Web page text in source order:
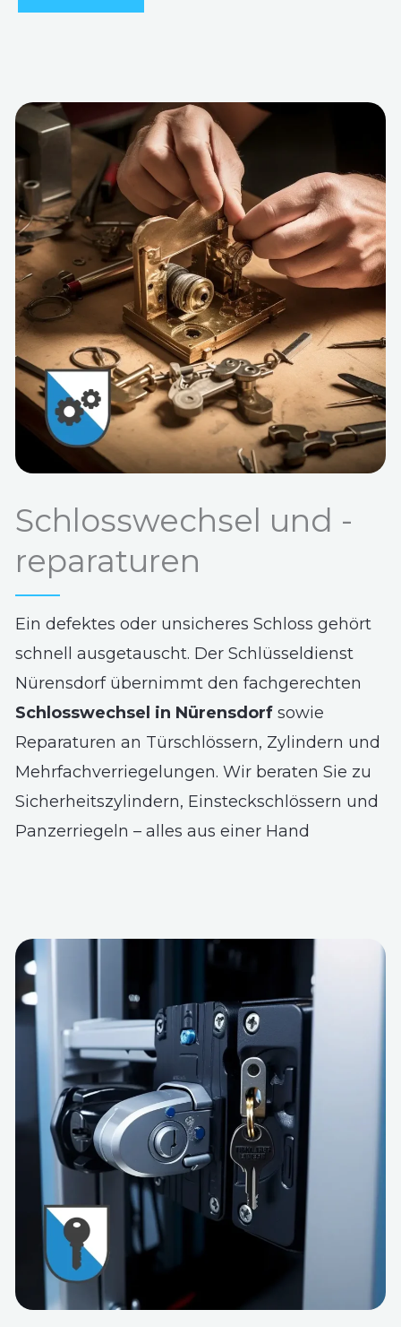
Schlosswechsel und -
reparaturen
Ein defektes oder unsicheres Schloss gehört
schnell ausgetauscht. Der Schlüsseldienst
Nürensdorf übernimmt den fachgerechten
Schlosswechsel in Nürensdorf sowie
Reparaturen an Türschlössern, Zylindern und
Mehrfachverriegelungen. Wir beraten Sie zu
Sicherheitszylindern, Einsteckschlössern und
Panzerriegeln – alles aus einer Hand